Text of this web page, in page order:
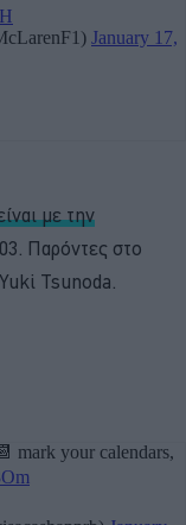
με την
Παρόντες στο
Tsunoda.